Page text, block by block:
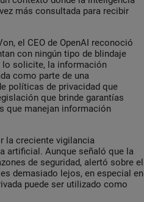
más consultada para recibir
el CEO de OpenAI reconoció
con ningún tipo de blindaje
lo solicite, la información
como parte de una
políticas de privacidad que
que brinde garantías
que manejan información
la creciente vigilancia
artificial. Aunque señaló que la
de seguridad, alertó sobre el
demasiado lejos, en especial en
puede ser utilizado como